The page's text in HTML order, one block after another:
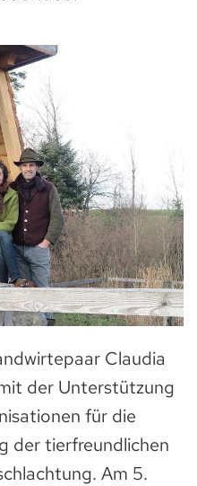
Claudia
der Unterstützung
für die
der tierfreundlichen
Am 5.